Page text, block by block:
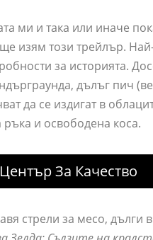
ми и така или иначе
изям този трейлър.
за историята.
дълъг пич
да се издигат в
и освободена коса.
За Качество
стрели за месо, дълги